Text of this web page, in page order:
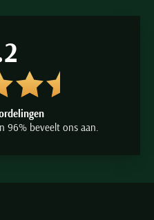
96% beveelt ons aan.